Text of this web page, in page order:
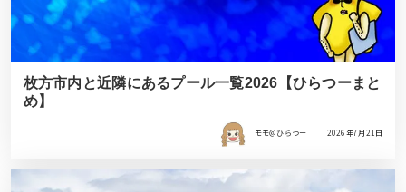
枚方市内と近隣にあるプール一覧2026【ひらつーまと
め】
モモ＠ひらつー 2026年7月21日